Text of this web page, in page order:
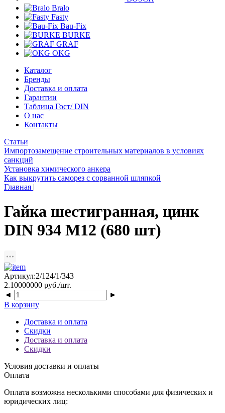
Bralo
Fasty
Bau-Fix
BURKE
GRAF
OKG
Каталог
Бренды
Доставка и оплата
Гарантии
Таблица Гост/ DIN
О нас
Контакты
Статьи
Импортозамещение строительных материалов в условиях
санкций
Установка химического анкера
Как выкрутить саморез с сорванной шляпкой
Главная |
Гайка шестигранная, цинк
DIN 934 М12 (680 шт)
Артикул:2/124/1/343
2.10000000 руб./шт.
◄
►
В корзину
Доставка и оплата
Скидки
Доставка и оплата
Скидки
Условия доставки и оплаты
Оплата
Оплата возможна несколькими способами для физических и
юридических лиц: